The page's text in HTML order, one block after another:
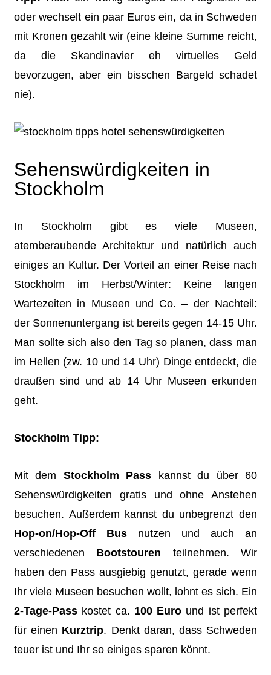
oder wechselt ein paar Euros ein, da in Schweden
mit Kronen gezahlt wir (eine kleine Summe reicht,
da die Skandinavier eh virtuelles Geld
bevorzugen, aber ein bisschen Bargeld schadet
nie).
Sehenswürdigkeiten in
Stockholm
In Stockholm gibt es viele Museen,
atemberaubende Architektur und natürlich auch
einiges an Kultur. Der Vorteil an einer Reise nach
Stockholm im Herbst/Winter: Keine langen
Wartezeiten in Museen und Co. – der Nachteil:
der Sonnenuntergang ist bereits gegen 14-15 Uhr.
Man sollte sich also den Tag so planen, dass man
im Hellen (zw. 10 und 14 Uhr) Dinge entdeckt, die
draußen sind und ab 14 Uhr Museen erkunden
geht.
Stockholm Tipp:
Mit dem Stockholm Pass kannst du über 60
Sehenswürdigkeiten gratis und ohne Anstehen
besuchen. Außerdem kannst du unbegrenzt den
Hop-on/Hop-Off Bus nutzen und auch an
verschiedenen Bootstouren teilnehmen. Wir
haben den Pass ausgiebig genutzt, gerade wenn
Ihr viele Museen besuchen wollt, lohnt es sich. Ein
2-Tage-Pass kostet ca. 100 Euro und ist perfekt
für einen Kurztrip. Denkt daran, dass Schweden
teuer ist und Ihr so einiges sparen könnt.